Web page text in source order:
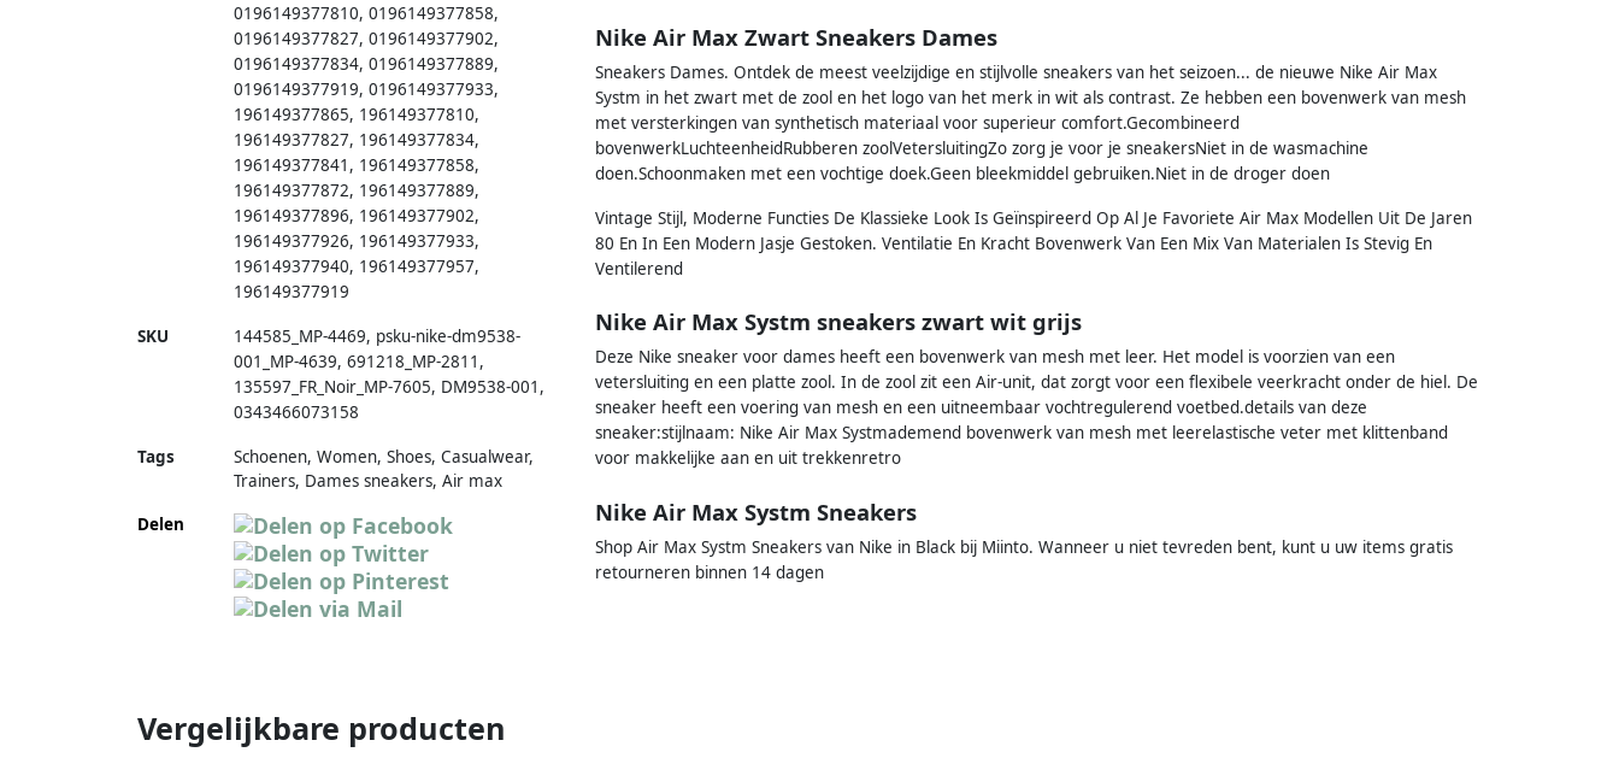
Nike Air Max Zwart Sneakers Dames
Sneakers Dames. Ontdek de meest veelzijdige en stijlvolle sneakers van het seizoen... de nieuwe Nike Air Max
Systm in het zwart met de zool en het logo van het merk in wit als contrast. Ze hebben een bovenwerk van mesh
met versterkingen van synthetisch materiaal voor superieur comfort.Gecombineerd
bovenwerkLuchteenheidRubberen zoolVetersluitingZo zorg je voor je sneakersNiet in de wasmachine
doen.Schoonmaken met een vochtige doek.Geen bleekmiddel gebruiken.Niet in de droger doen
Vintage Stijl, Moderne Functies De Klassieke Look Is Geïnspireerd Op Al Je Favoriete Air Max Modellen Uit De Jaren
80 En In Een Modern Jasje Gestoken. Ventilatie En Kracht Bovenwerk Van Een Mix Van Materialen Is Stevig En
Ventilerend
Nike Air Max Systm sneakers zwart wit grijs
Deze Nike sneaker voor dames heeft een bovenwerk van mesh met leer. Het model is voorzien van een
vetersluiting en een platte zool. In de zool zit een Air-unit, dat zorgt voor een flexibele veerkracht onder de hiel. De
sneaker heeft een voering van mesh en een uitneembaar vochtregulerend voetbed.details van deze
sneaker:stijlnaam: Nike Air Max Systmademend bovenwerk van mesh met leerelastische veter met klittenband
voor makkelijke aan en uit trekkenretro
Nike Air Max Systm Sneakers
Shop Air Max Systm Sneakers van Nike in Black bij Miinto. Wanneer u niet tevreden bent, kunt u uw items gratis
retourneren binnen 14 dagen
0196149377810, 0196149377858,
0196149377827, 0196149377902,
0196149377834, 0196149377889,
0196149377919, 0196149377933,
196149377865, 196149377810,
196149377827, 196149377834,
196149377841 , 196149377858,
196149377872, 196149377889,
196149377896, 196149377902,
196149377926, 196149377933,
196149377940, 196149377957,
196149377919
SKU 144585_MP-4469, psku-nike-dm9538-
001_MP-4639, 691218_MP-2811 ,
135597_FR_Noir_MP-7605, DM9538-001 ,
0343466073158
Tags
Schoenen, Women, Shoes, Casualwear,
Trainers, Dames sneakers, Air max
Delen
Vergelijkbare producten